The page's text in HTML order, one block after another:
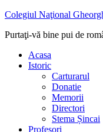
Colegiul Naţional
Purtaţi-vă bine pui de
Acasa
Istoric
Carturarul
Donatie
Memorii
Directori
Stema Șincai
Profesori